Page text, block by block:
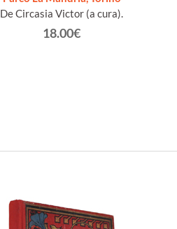
De Circasia Victor (a cura).
18.00€